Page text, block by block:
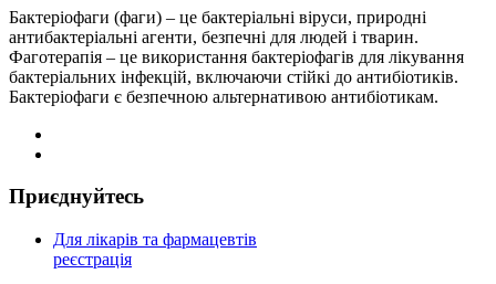
Бактеріофаги (фаги) – це бактеріальні віруси, природні
антибактеріальні агенти, безпечні для людей і тварин.
Фаготерапія – це використання бактеріофагів для лікування
бактеріальних інфекцій, включаючи стійкі до антибіотиків.
Бактеріофаги є безпечною альтернативою антибіотикам.
Приєднуйтесь
Для лікарів та фармацевтів
реєстрація